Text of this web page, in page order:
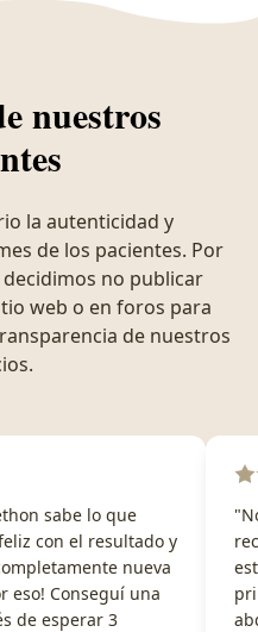
nuestros
la autenticidad y
de los pacientes. Por
no publicar
web o en foros para
de nuestros
sabe lo que
con el resultado y
nueva
eso! Conseguí una
de esperar 3